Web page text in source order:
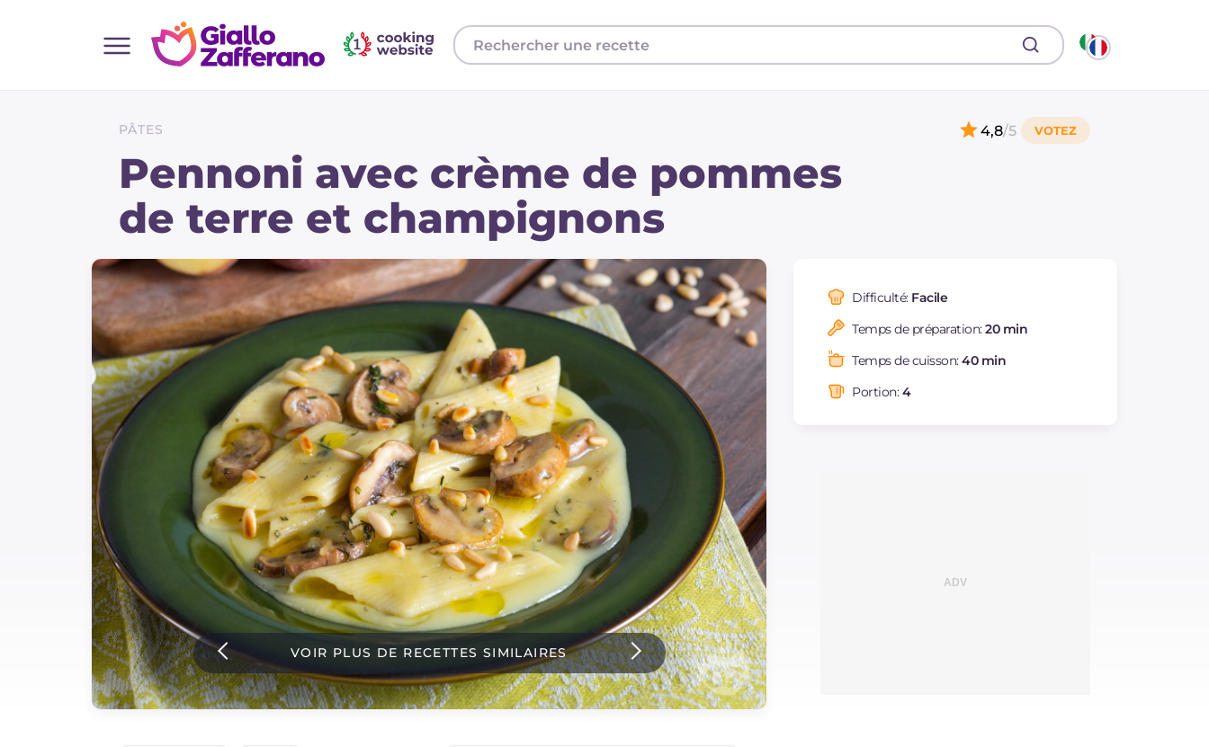
Toutes les recettes
Plats principaux
Accompagnement
Pizzas et focaccia
Gateaux et patisserie
Dernieres recettes
IT Website
Instagram
YouTube
PÂTES
Pennoni avec crème de pommes
de terre et champignons
4,8/5
VOIR PLUS DE RECETTES SIMILAIRES
Difficulté: Facile
Temps de préparation:20 min
Temps de cuisson:40 min
Portion:4